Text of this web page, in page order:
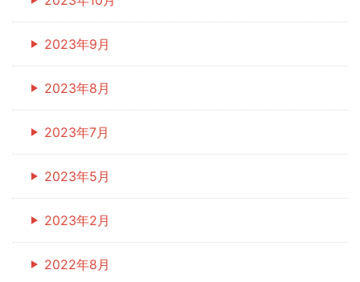
2023年9月
2023年8月
2023年7月
2023年5月
2023年2月
2022年8月